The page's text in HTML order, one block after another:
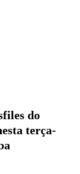
do
terça-